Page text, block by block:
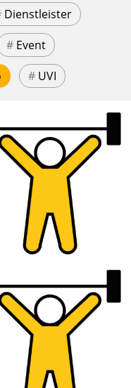
Dienstleister
# Event
# UVI